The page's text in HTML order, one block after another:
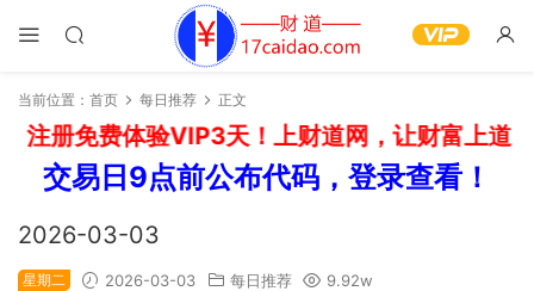
当前位置： 首页 每日推荐 正文
注册免费体验VIP3天！上财道网，让财富上道！
交易日9点前公布代码，登录查看！
2026-03-03
星期二 2026-03-03 每日推荐 9.92w